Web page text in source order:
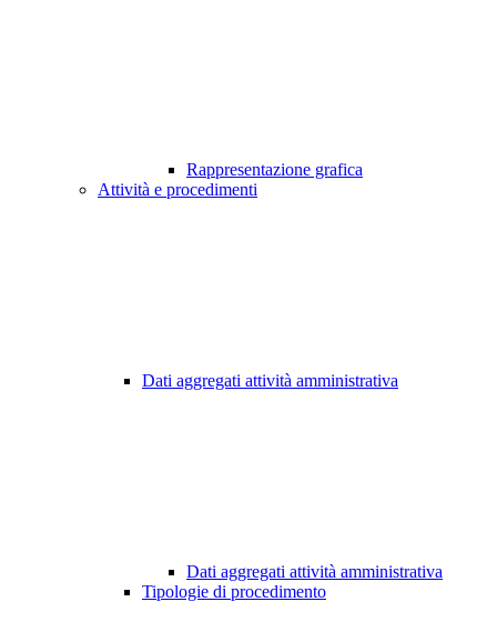
Rappresentazione grafica
Attività e procedimenti
Dati aggregati attività amministrativa
Dati aggregati attività amministrativa
Tipologie di procedimento